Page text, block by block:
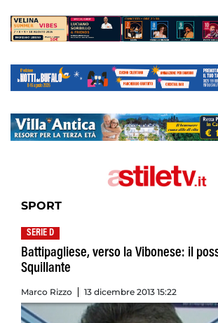
SPORT
SERIE D
Battipagliese, verso la Vibonese: il
Squillante
Marco Rizzo 13 dicembre 2013 15:22